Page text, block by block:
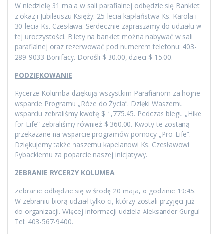
W niedzielę 31 maja w sali parafialnej odbędzie się Bankiet
z okazji Jubileuszu Księży: 25-lecia kapłaństwa Ks. Karola i
30-lecia Ks. Czesława. Serdecznie zapraszamy do udziału w
tej uroczystości. Bilety na bankiet można nabywać w sali
parafialnej oraz rezerwować pod numerem telefonu: 403-
289-9033 Bonifacy. Dorośli $ 30.00, dzieci $ 15.00.
PODZIĘKOWANIE
Rycerze Kolumba dziękują wszystkim Parafianom za hojne
wsparcie Programu „Róże do Życia”. Dzięki Waszemu
wsparciu zebraliśmy kwotę $ 1,775.45. Podczas biegu „Hike
for Life” zebraliśmy również $ 360.00. Kwoty te zostaną
przekazane na wsparcie programów pomocy „Pro-Life”.
Dziękujemy także naszemu kapelanowi Ks. Czesławowi
Rybackiemu za poparcie naszej inicjatywy.
ZEBRANIE RYCERZY KOLUMBA
Zebranie odbędzie się w środę 20 maja, o godzinie 19:45.
W zebraniu biorą udział tylko ci, którzy zostali przyjęci już
do organizacji. Więcej informacji udziela Aleksander Gurgul.
Tel: 403-567-9400.